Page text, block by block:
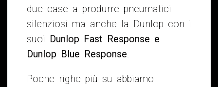
due case a produrre pneumatici
silenziosi ma anche la Dunlop con i
suoi Dunlop Fast Response e
Dunlop Blue Response
Poche righe più su abbiamo